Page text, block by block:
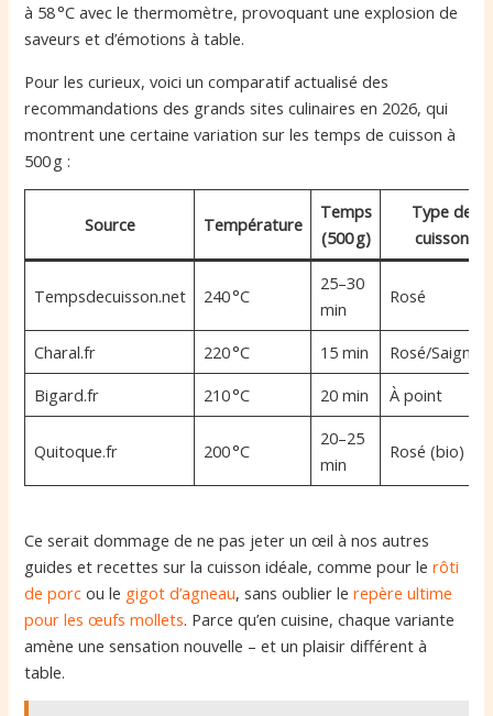
à 58 °C avec le thermomètre, provoquant une explosion de
saveurs et d’émotions à table.
Pour les curieux, voici un comparatif actualisé des
recommandations des grands sites culinaires en 2026, qui
montrent une certaine variation sur les temps de cuisson à
500 g :
Source Température
Temps
(500 g)
Type de
cuisson
Tempsdecuisson.net 240 °C
25–30
min
Rosé
Charal.fr 220 °C 15 min
Rosé/
Bigard.fr
210 °C 20 min À point
Quitoque.fr 200 °C
20–25
min
Rosé (bio)
Ce serait dommage de ne pas jeter un œil à nos autres
guides et recettes sur la cuisson idéale, comme pour lerôti
de porc ou le gigot d’agneau, sans oublier lerepère ultime
pour les œufs mollets. Parce qu’en cuisine, chaque variante
amène une sensation nouvelle – et un plaisir différent à
table.